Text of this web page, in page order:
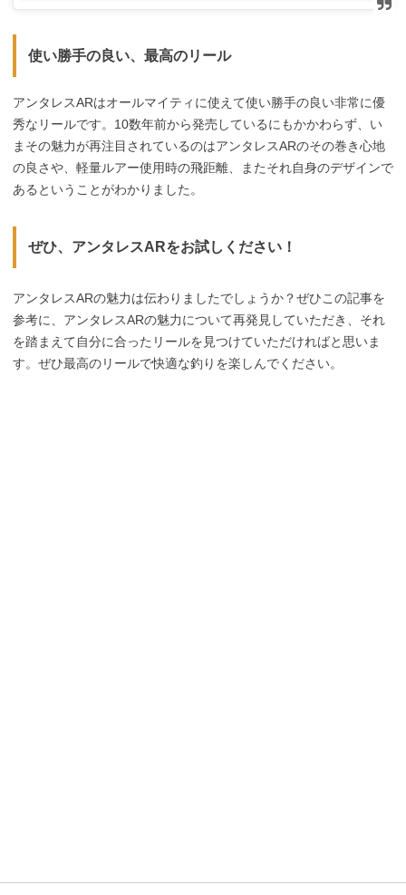
使い勝手の良い、最高のリール
アンタレスARはオールマイティに使えて使い勝手の良い非常に優
秀なリールです。10数年前から発売しているにもかかわらず、い
まその魅力が再注目されているのはアンタレスARのその巻き心地
の良さや、軽量ルアー使用時の飛距離、またそれ自身のデザインで
あるということがわかりました。
ぜひ、アンタレスARをお試しください！
アンタレスARの魅力は伝わりましたでしょうか？ぜひこの記事を
参考に、アンタレスARの魅力について再発見していただき、それ
を踏まえて自分に合ったリールを見つけていただければと思いま
す。ぜひ最高のリールで快適な釣りを楽しんでください。